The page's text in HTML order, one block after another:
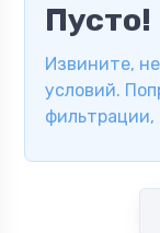
Пусто!
Извините,
условий.
фильтрации,